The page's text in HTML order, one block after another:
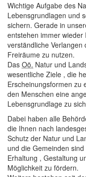
Wichtige Aufgabe des
Lebensgrundlagen und
sichern. Gerade in
entstehen immer
verständliche
Freiräume zu nutzen.
Das Oö. Natur und
wesentliche Ziele , die
Erscheinungsformen zu
den Menschen eine
Lebensgrundlage zu
Dabei haben alle
die Ihnen nach
Schutz der Natur und
und die Gemeinden
Erhaltung , Gestaltung
Möglichkeit zu fördern.